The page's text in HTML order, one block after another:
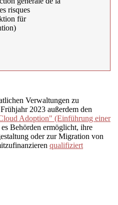
risques
für
Verwaltungen zu
2023 außerdem den
Adoption" (Einführung einer
Behörden ermöglicht, ihre
oder zur Migration von
qualifiziert